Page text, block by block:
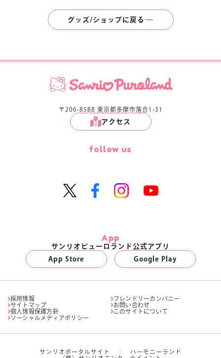
グッズ/ショップに戻る
〒206-8588 東京都多摩市落合1-31
アクセス
follow us
App
サンリオピューロランド公式アプリ
App Store
Google Play
採用情報
フレンドリーカンパニー
サイトマップ
お問い合わせ
個人情報保護方針
このサイトについて
ソーシャルメディアポリシー
サンリオポータルサイト
ハーモニーランド